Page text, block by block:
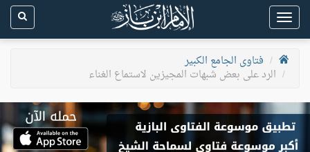
Toggle
navigation
فتاوى الجامع الكبير
الرد على بعض شبهات المجيزين لاستماع الغناء